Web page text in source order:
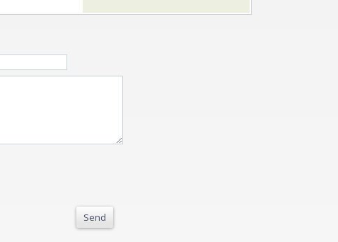
Send